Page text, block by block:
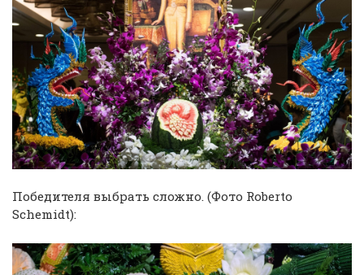
Победителя выбрать сложно. (Фото Roberto
Schemidt):